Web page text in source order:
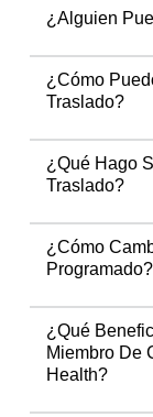
¿Alguien
¿Cómo
Traslado?
¿Qué Hago
Traslado?
¿Cómo
Programado?
¿Qué
Miembro De
Health?